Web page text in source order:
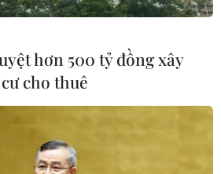
ngũ lãnh đạo giữa cuộc đua
hơn 500 tỷ đồng xây
cho thuê